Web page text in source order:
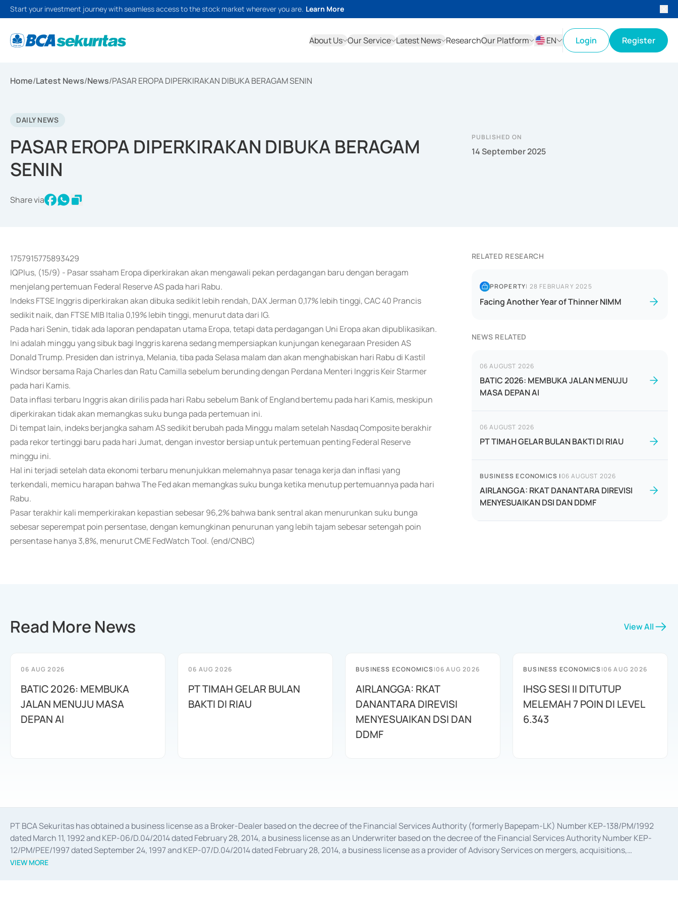
Start your investment journey with seamless access to the stock market wherever you are. Learn More
About Us Our Service Latest News ResearchOur Platform
EN
Login Register
Home/Latest News/News/PASAR EROPA DIPERKIRAKAN DIBUKA BERAGAM SENIN
DAILY NEWS
PASAR EROPA DIPERKIRAKAN DIBUKA BERAGAM
SENIN
Share via
PUBLISHED ON
14 September 2025
1757915775893429
IQPlus, (15/9) - Pasar ssaham Eropa diperkirakan akan mengawali pekan perdagangan baru dengan beragam
menjelang pertemuan Federal Reserve AS pada hari Rabu.
Indeks FTSE Inggris diperkirakan akan dibuka sedikit lebih rendah, DAX Jerman 0,17% lebih tinggi, CAC 40 Prancis
sedikit naik, dan FTSE MIB Italia 0,19% lebih tinggi, menurut data dari IG.
Pada hari Senin, tidak ada laporan pendapatan utama Eropa, tetapi data perdagangan Uni Eropa akan dipublikasikan.
Ini adalah minggu yang sibuk bagi Inggris karena sedang mempersiapkan kunjungan kenegaraan Presiden AS
Donald Trump. Presiden dan istrinya, Melania, tiba pada Selasa malam dan akan menghabiskan hari Rabu di Kastil
Windsor bersama Raja Charles dan Ratu Camilla sebelum berunding dengan Perdana Menteri Inggris Keir Starmer
pada hari Kamis.
Data inflasi terbaru Inggris akan dirilis pada hari Rabu sebelum Bank of England bertemu pada hari Kamis, meskipun
diperkirakan tidak akan memangkas suku bunga pada pertemuan ini.
Di tempat lain, indeks berjangka saham AS sedikit berubah pada Minggu malam setelah Nasdaq Composite berakhir
pada rekor tertinggi baru pada hari Jumat, dengan investor bersiap untuk pertemuan penting Federal Reserve
minggu ini.
Hal ini terjadi setelah data ekonomi terbaru menunjukkan melemahnya pasar tenaga kerja dan inflasi yang
terkendali, memicu harapan bahwa The Fed akan memangkas suku bunga ketika menutup pertemuannya pada hari
Rabu.
Pasar terakhir kali memperkirakan kepastian sebesar 96,2% bahwa bank sentral akan menurunkan suku bunga
sebesar seperempat poin persentase, dengan kemungkinan penurunan yang lebih tajam sebesar setengah poin
persentase hanya 3,8%, menurut CME FedWatch Tool. (end/CNBC)
RELATED RESEARCH
PROPERTY| 28 FEBRUARY 2025
Facing Another Year of Thinner NIMM
NEWS RELATED
06 AUGUST 2026
BATIC 2026: MEMBUKA JALAN MENUJU
MASA DEPAN AI
06 AUGUST 2026
PT TIMAH GELAR BULAN BAKTI DI RIAU
BUSINESS ECONOMICS |06 AUGUST 2026
AIRLANGGA: RKAT DANANTARA DIREVISI
MENYESUAIKAN DSI DAN DDMF
Read More News View All
06 AUG 2026
BATIC 2026: MEMBUKA
JALAN MENUJU MASA
DEPAN AI
06 AUG 2026
PT TIMAH GELAR BULAN
BAKTI DI RIAU
BUSINESS ECONOMICS|06 AUG 2026
AIRLANGGA: RKAT
DANANTARA DIREVISI
MENYESUAIKAN DSI DAN
DDMF
BUSINESS ECONOMICS|06 AUG 2026
IHSG SESI II DITUTUP
MELEMAH 7 POIN DI LEVEL
6.343
PT BCA Sekuritas has obtained a business license as a Broker-Dealer based on the decree of the Financial Services Authority (formerly Bapepam-LK) Number KEP-138/PM/1992
dated March 11, 1992 and KEP-06/D.04/2014 dated February 28, 2014, a business license as an Underwriter based on the decree of the Financial Services Authority Number KEP-
12/PM/PEE/1997 dated September 24, 1997 and KEP-07/D.04/2014 dated February 28, 2014, a business license as a provider of Advisory Services on mergers, acquisitions,
divestments, and joint ventures based on the decree of the Financial Services Authority Number S-67/PM.21/2014 dated February 28, 2014, a business license as a provider of
VIEW MORE